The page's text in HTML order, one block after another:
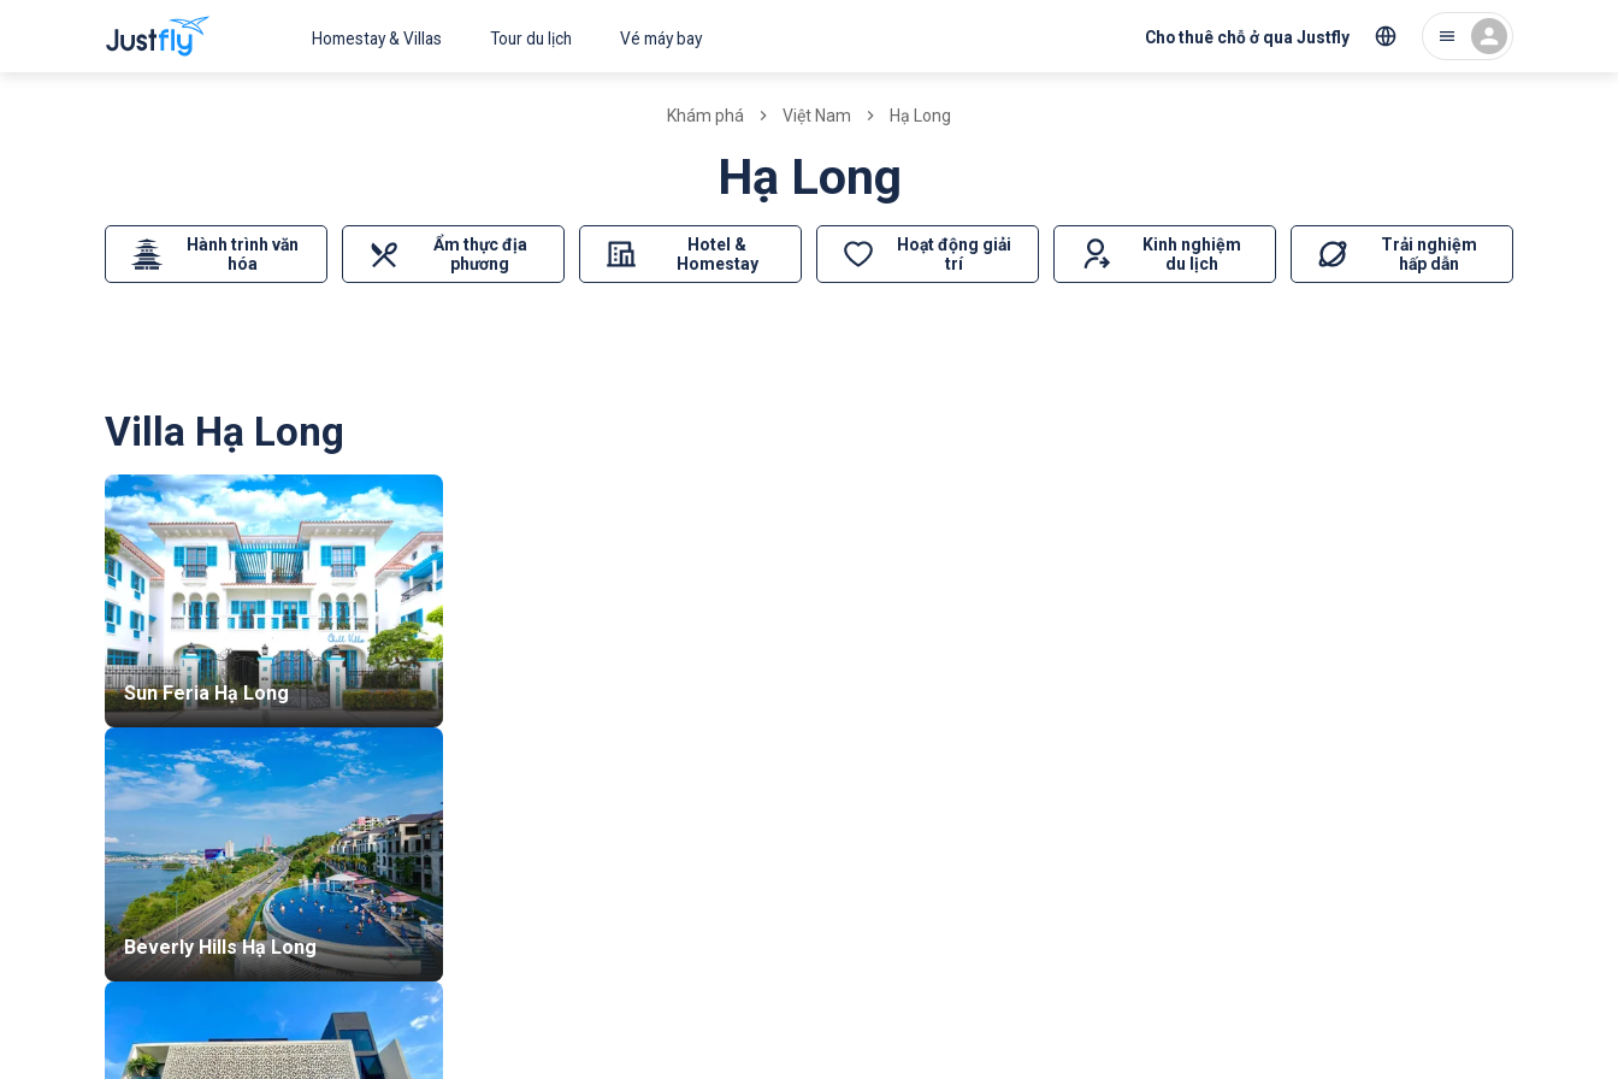
Homestay & Villas Tour du lịch Vé máy bay Cho thuê chỗ ở qua Justfly
Khám phá Việt Nam Hạ Long
Hạ Long
Hành trình văn
hóa
Ẩm thực địa
phương
Hotel &
Homestay
Hoạt động giải
trí
Kinh nghiệm
du lịch
Trải nghiệm
hấp dẫn
Villa Hạ Long
Sun Feria Hạ Long
Beverly Hills Hạ Long